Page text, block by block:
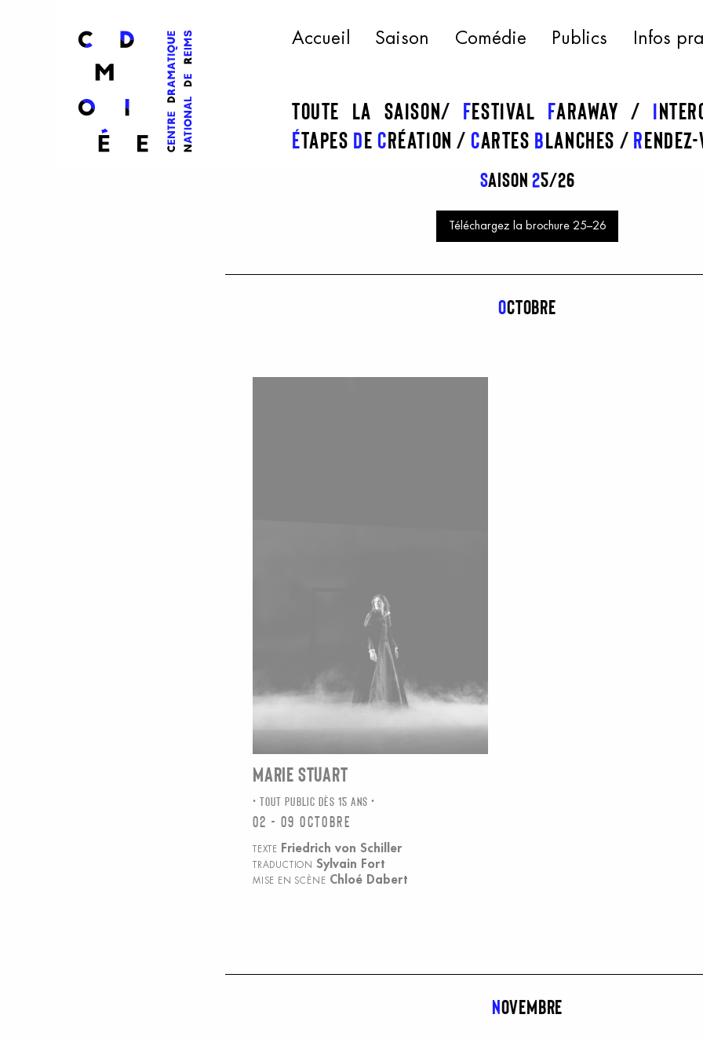
ogo Accueil Saison Comédie Publics Infos
Toute la saison festival faraway I
Étapes decréation Cartes blanches R
Saison25/26
Téléchargez la brochure 25–26
octobre
MARIE STUART
TOUT PUBLIC DÈS 15 ANS
02 - 09 octobre
TEXTE Friedrich von Schiller
TRADUCTION Sylvain Fort
MISE EN SCÈNE Chloé Dabert
novembre